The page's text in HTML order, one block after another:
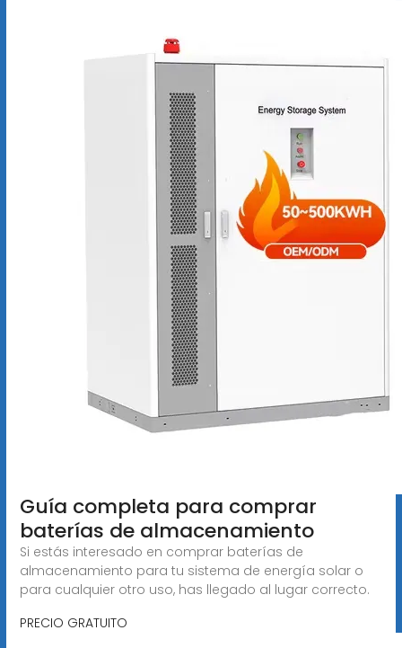
Guía completa para comprar
baterías de almacenamiento
Si estás interesado en comprar baterías de
almacenamiento para tu sistema de energía solar o
para cualquier otro uso, has llegado al lugar correcto.
PRECIO GRATUITO